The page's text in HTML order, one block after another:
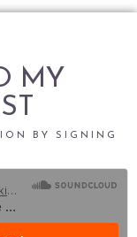
MY
BY SIGNING